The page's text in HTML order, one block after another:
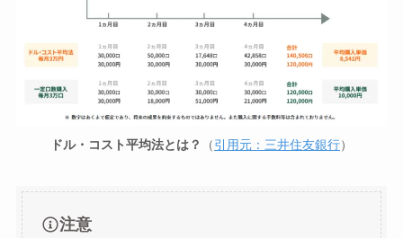
ドル・コスト平均法とは？ （引用元：三井住友銀行）
注意